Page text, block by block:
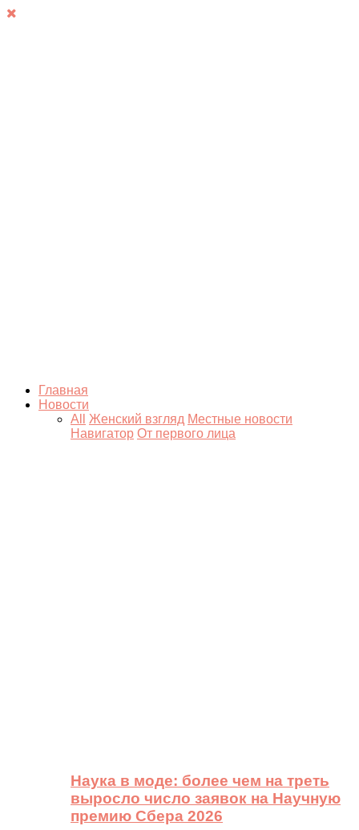
Главная
Новости
All
Женский взгляд Местные новости
Навигатор От первого лица
Наука в моде: более чем на треть
выросло число заявок на Научную
премию Сбера 2026